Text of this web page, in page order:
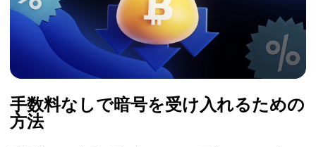
手数料なしで暗号を受け入れるための
方法